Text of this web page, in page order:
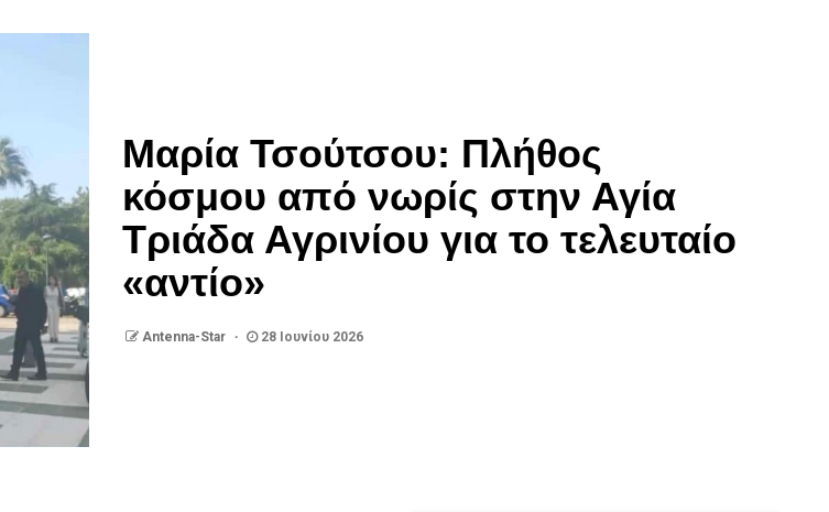
Μαρία Τσούτσου: Πλήθος
κόσμου από νωρίς στην Αγία
Τριάδα Αγρινίου για το τελευταίο
«αντίο»
Antenna-Star 28 Ιουνίου 2026